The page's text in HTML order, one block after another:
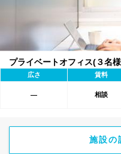
プライベートオフィス(３名様
広さ 賃料
― 相談
施設の